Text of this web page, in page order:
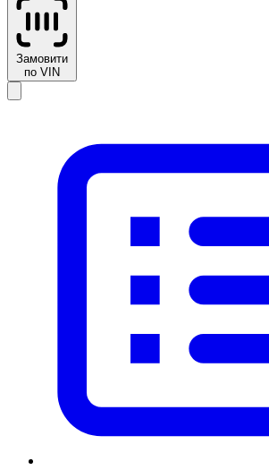
Замовити
по VIN